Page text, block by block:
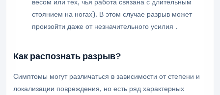
весом или тех, чья работа связана с длительным
стоянием на ногах). В этом случае разрыв может
произойти даже от незначительного усилия .
Как распознать разрыв?
Симптомы могут различаться в зависимости от степени и
локализации повреждения, но есть ряд характерных